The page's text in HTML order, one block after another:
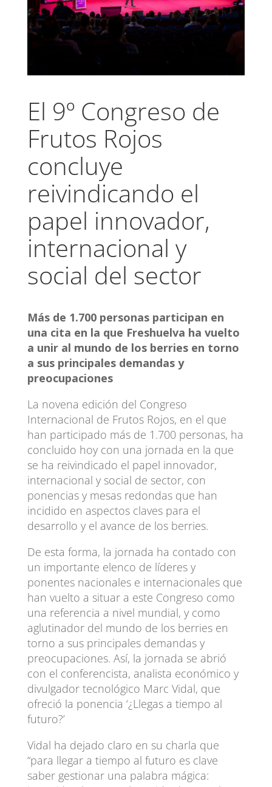
El 9º Congreso de
Frutos Rojos
concluye
reivindicando el
papel innovador,
internacional y
social del sector
Más de 1.700 personas participan en
una cita en la que Freshuelva ha vuelto
a unir al mundo de los berries en torno
a sus principales demandas y
preocupaciones
La novena edición del Congreso
Internacional de Frutos Rojos, en el que
han participado más de 1.700 personas, ha
concluido hoy con una jornada en la que
se ha reivindicado el papel innovador,
internacional y social de sector, con
ponencias y mesas redondas que han
incidido en aspectos claves para el
desarrollo y el avance de los berries.
De esta forma, la jornada ha contado con
un importante elenco de líderes y
ponentes nacionales e internacionales que
han vuelto a situar a este Congreso como
una referencia a nivel mundial, y como
aglutinador del mundo de los berries en
torno a sus principales demandas y
preocupaciones. Así, la jornada se abrió
con el conferencista, analista económico y
divulgador tecnológico Marc Vidal, que
ofreció la ponencia ‘¿Llegas a tiempo al
futuro?’
Vidal ha dejado claro en su charla que
“para llegar a tiempo al futuro es clave
saber gestionar una palabra mágica: